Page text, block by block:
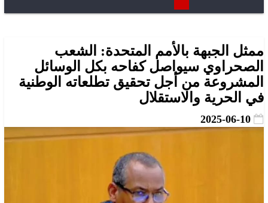
ممثل الجبهة بالأمم المتحدة: الشعب
الصحراوي سيواصل كفاحه بكل الوسائل
المشروعة من أجل تحقيق تطلعاته الوطنية
في الحرية والاستقلال
2025-06-10